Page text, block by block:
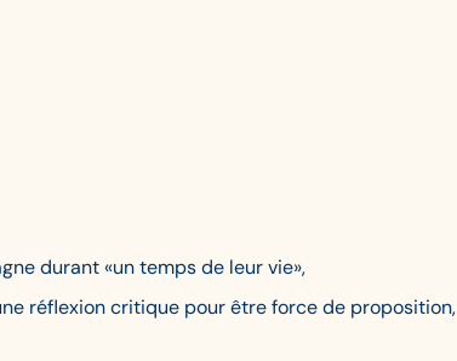
durant «un temps de leur vie»,
réflexion critique pour être force de proposition,